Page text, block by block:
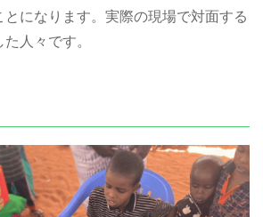
とになります。実際の現場で対面する
人々です。